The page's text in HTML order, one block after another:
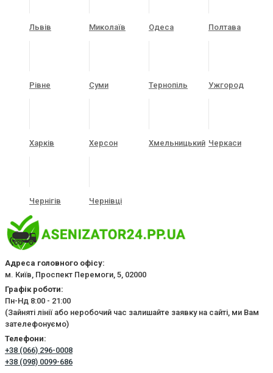
Львів Миколаїв Одеса Полтава
Рівне Суми Тернопіль Ужгород
Харків Херсон Хмельницький Черкаси
Чернігів Чернівці
Адреса головного офісу:
м. Київ, Проспект Перемоги, 5, 02000
Графік роботи:
Пн-Нд 8:00 - 21:00
(Зайняті лінії або неробочий час залишайте заявку на сайті, ми Вам
зателефонуємо)
Телефони:
+38 (066) 296-0008
+38 (098) 0099-686